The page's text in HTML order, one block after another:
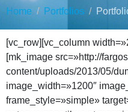
Home Portfolios
[vc_row][vc_column
[mk_image src=»http://
content/uploads/2013/05/
image_width=»1200″
frame_style=»simple»